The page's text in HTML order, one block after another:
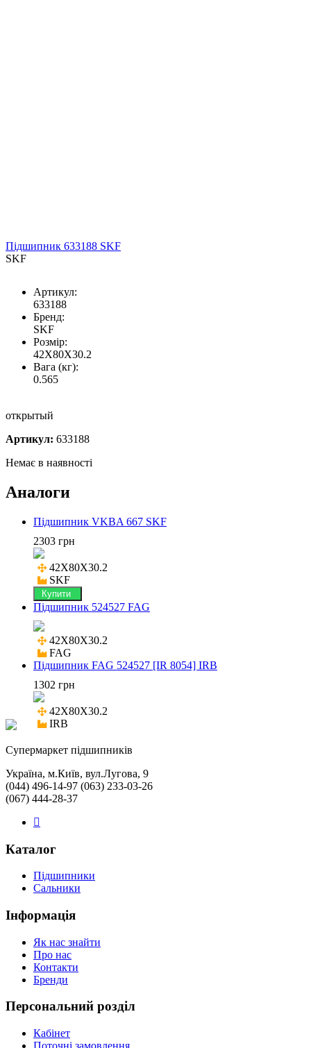
Підшипник 633188 SKF
SKF
Артикул:
633188
Бренд:
SKF
Розмір:
42X80X30.2
Вага (кг):
0.565
открытый
Артикул: 633188
Немає в наявності
Аналоги
Підшипник VKBA 667 SKF
2303 грн
42X80X30.2
SKF
Купити
Підшипник 524527 FAG
42X80X30.2
FAG
Підшипник FAG 524527 [IR 8054] IRB
1302 грн
42X80X30.2
IRB
Cупермаркет підшипників
Україна, м.Київ, вул.Лугова, 9
(044) 496-14-97 (063) 233-03-26
(067) 444-28-37
Каталог
Підшипники
Сальники
Інформація
Як нас знайти
Про нас
Контакти
Бренди
Персональний розділ
Кабінет